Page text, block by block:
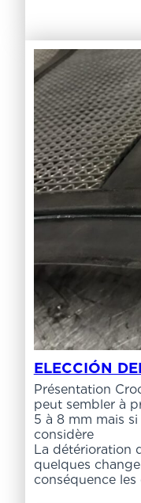
ELECCIÓN
Présentation
peut sembler à
5 à 8 mm mais si
La détérioration
quelques
conséquence